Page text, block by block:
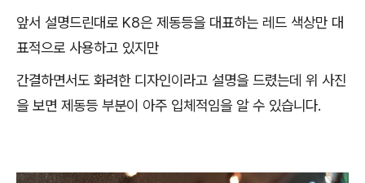
앞서 설명드린대로 K8은 제동등을 대표하는 레드 색상만 대
표적으로 사용하고 있지만
간결하면서도 화려한 디자인이라고 설명을 드렸는데 위 사진
을 보면 제동등 부분이 아주 입체적임을 알 수 있습니다.